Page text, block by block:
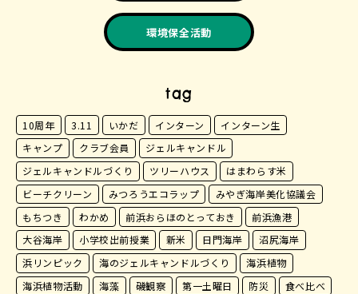
環境保全活動
tag
10周年 3.11 いかだ インターン
インターン生
キャンプ
クラブ会員
ジェルキャンドル
ジェルキャンドルづくり
ツリーハウス
はまわらす米
ビーチクリーン
みつろうエコラップ
みやぎ海岸美化協議会
もちつき
わかめ 前浜おらほのとっておき
前浜漁港
大谷海岸
小学校出前授業 新米 日門海岸
沼尻海岸
浜リンピック
海のジェルキャンドルづくり
海浜植物
海浜植物活動
海藻 磯観察 第一土曜日 防災
食べ比べ